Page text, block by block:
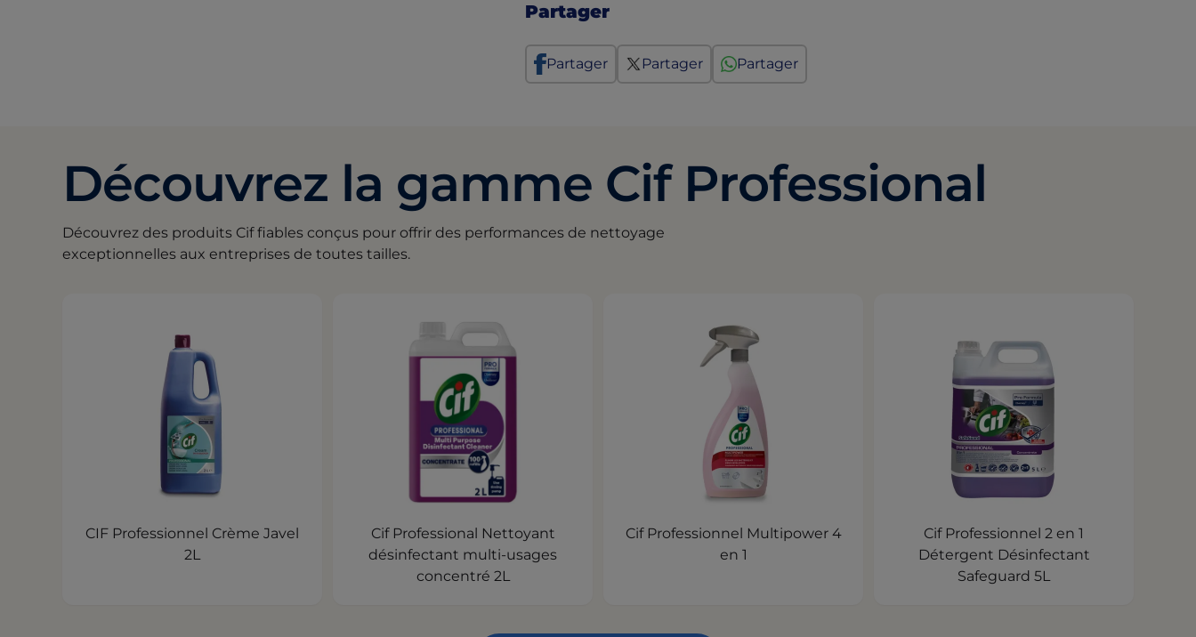
Partager
Partager Partager Partager
Découvrez la gamme Cif Professional
Découvrez des produits Cif fiables conçus pour offrir des performances de nettoyage
exceptionnelles aux entreprises de toutes tailles.
CIF Professionnel Crème Javel
2L
Cif Professional Nettoyant
désinfectant multi-usages
concentré 2L
Cif Professionnel Multipower 4
en 1
Cif Professionnel 2 en 1
Détergent Désinfectant
Safeguard 5L